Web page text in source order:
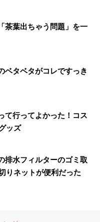
茶葉出ちゃう問題」を一
ベタベタがコレですっき
て行ってよかった！コス
ッズ
排水フィルターのゴミ取
りネットが便利だった